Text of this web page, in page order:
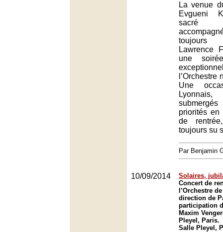
La venue
Evgueni
sacré
toujours
Lawrence
une
l’Orchestre
Une
Lyonnais,
priorités
de
toujours su
Par Benjamin
10/09/2014
Solaires,
Concert de
l’Orchestre
direction de
participation
Maxim
Pleyel, Paris.
Salle Pleyel,